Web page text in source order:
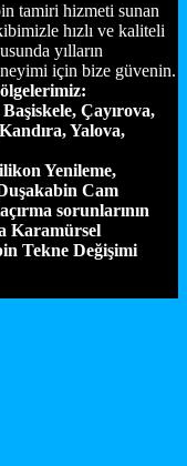
tamiri hizmeti sunan
hızlı ve kaliteli
yılların
için bize güvenin.
Çayırova,
Yalova,
Yenileme,
Cam
sorunlarının
Karamürsel
Tekne Değişimi